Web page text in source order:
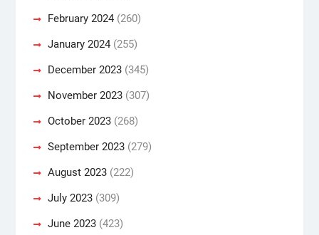
February 2024(260)
January 2024(255)
December 2023(345)
November 2023(307)
October 2023(268)
September 2023(279)
August 2023(222)
July 2023(309)
June 2023(423)